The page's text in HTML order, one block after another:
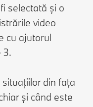
selectată și o
video
cu ajutorul
3.
din fața
și când este